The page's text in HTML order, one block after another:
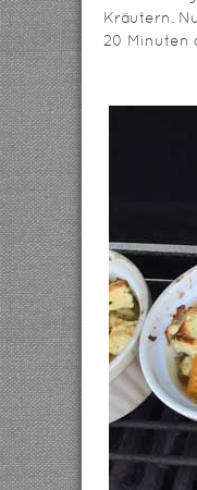
Kräutern.
20 Minuten